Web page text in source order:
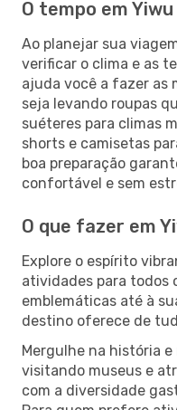
O tempo em Yiwu
Ao planejar sua
verificar o clima e as
ajuda você a fazer as
seja levando roupas
suéteres para climas
shorts e camisetas
boa preparação
confortável e sem
O que fazer em
Explore o espírito
atividades para todos
emblemáticas até à
destino oferece de
Mergulhe na história
visitando museus e
com a diversidade